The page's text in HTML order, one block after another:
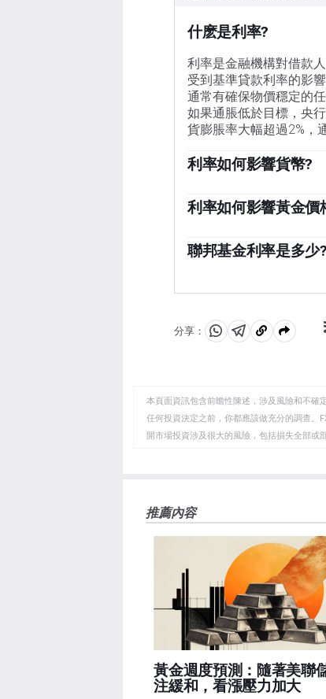
什麽是利率?
利率是金融機構對借款
受到基準貸款利率的影
通常有確保物價穩定的
如果通脹低於目標，央
貨膨脹率大幅超過2%，
利率如何影響貨幣?
力。
利率如何影響黃金價
本，而不是投資於有息
聯邦基金利率是多少?
定的經常被引用的總體
易所(CME)的Fed watch
決定的預期。」
分享：
分
WhatsApp
分
Telegram
複
剪
貼
板
本頁面資訊包含前瞻性陳述，涉及風險和不確
任何投資決定之前，你都應該做充分的調查。
開市場投資涉及很大的風險，包括損失全部或
FXStreet和作者不提供個性化的建議。作者對
失，傷害或損害由此資訊及其顯示或使用引起
推薦內容
黃金週度預測：隨著美聯
注緩和，看漲壓力加大